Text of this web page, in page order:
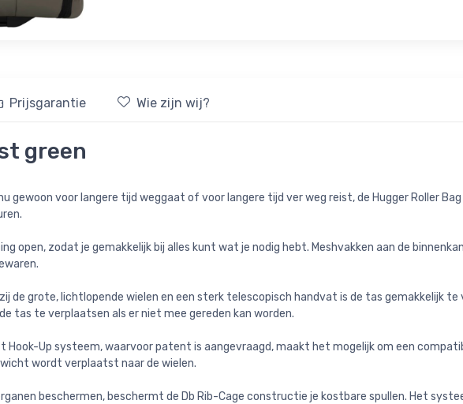
Prijsgarantie Wie zijn wij?
green
gewoon voor langere tijd weggaat of voor langere tijd ver weg reist, de Hugger Roller
open, zodat je gemakkelijk bij alles kunt wat je nodig hebt. Meshvakken aan de
de grote, lichtlopende wielen en een sterk telescopisch handvat is de tas gemakkelijk
tas te verplaatsen als er niet mee gereden kan worden.
Hook-Up systeem, waarvoor patent is aangevraagd, maakt het mogelijk om een
wordt verplaatst naar de wielen.
beschermen, beschermt de Db Rib-Cage constructie je kostbare spullen. Het